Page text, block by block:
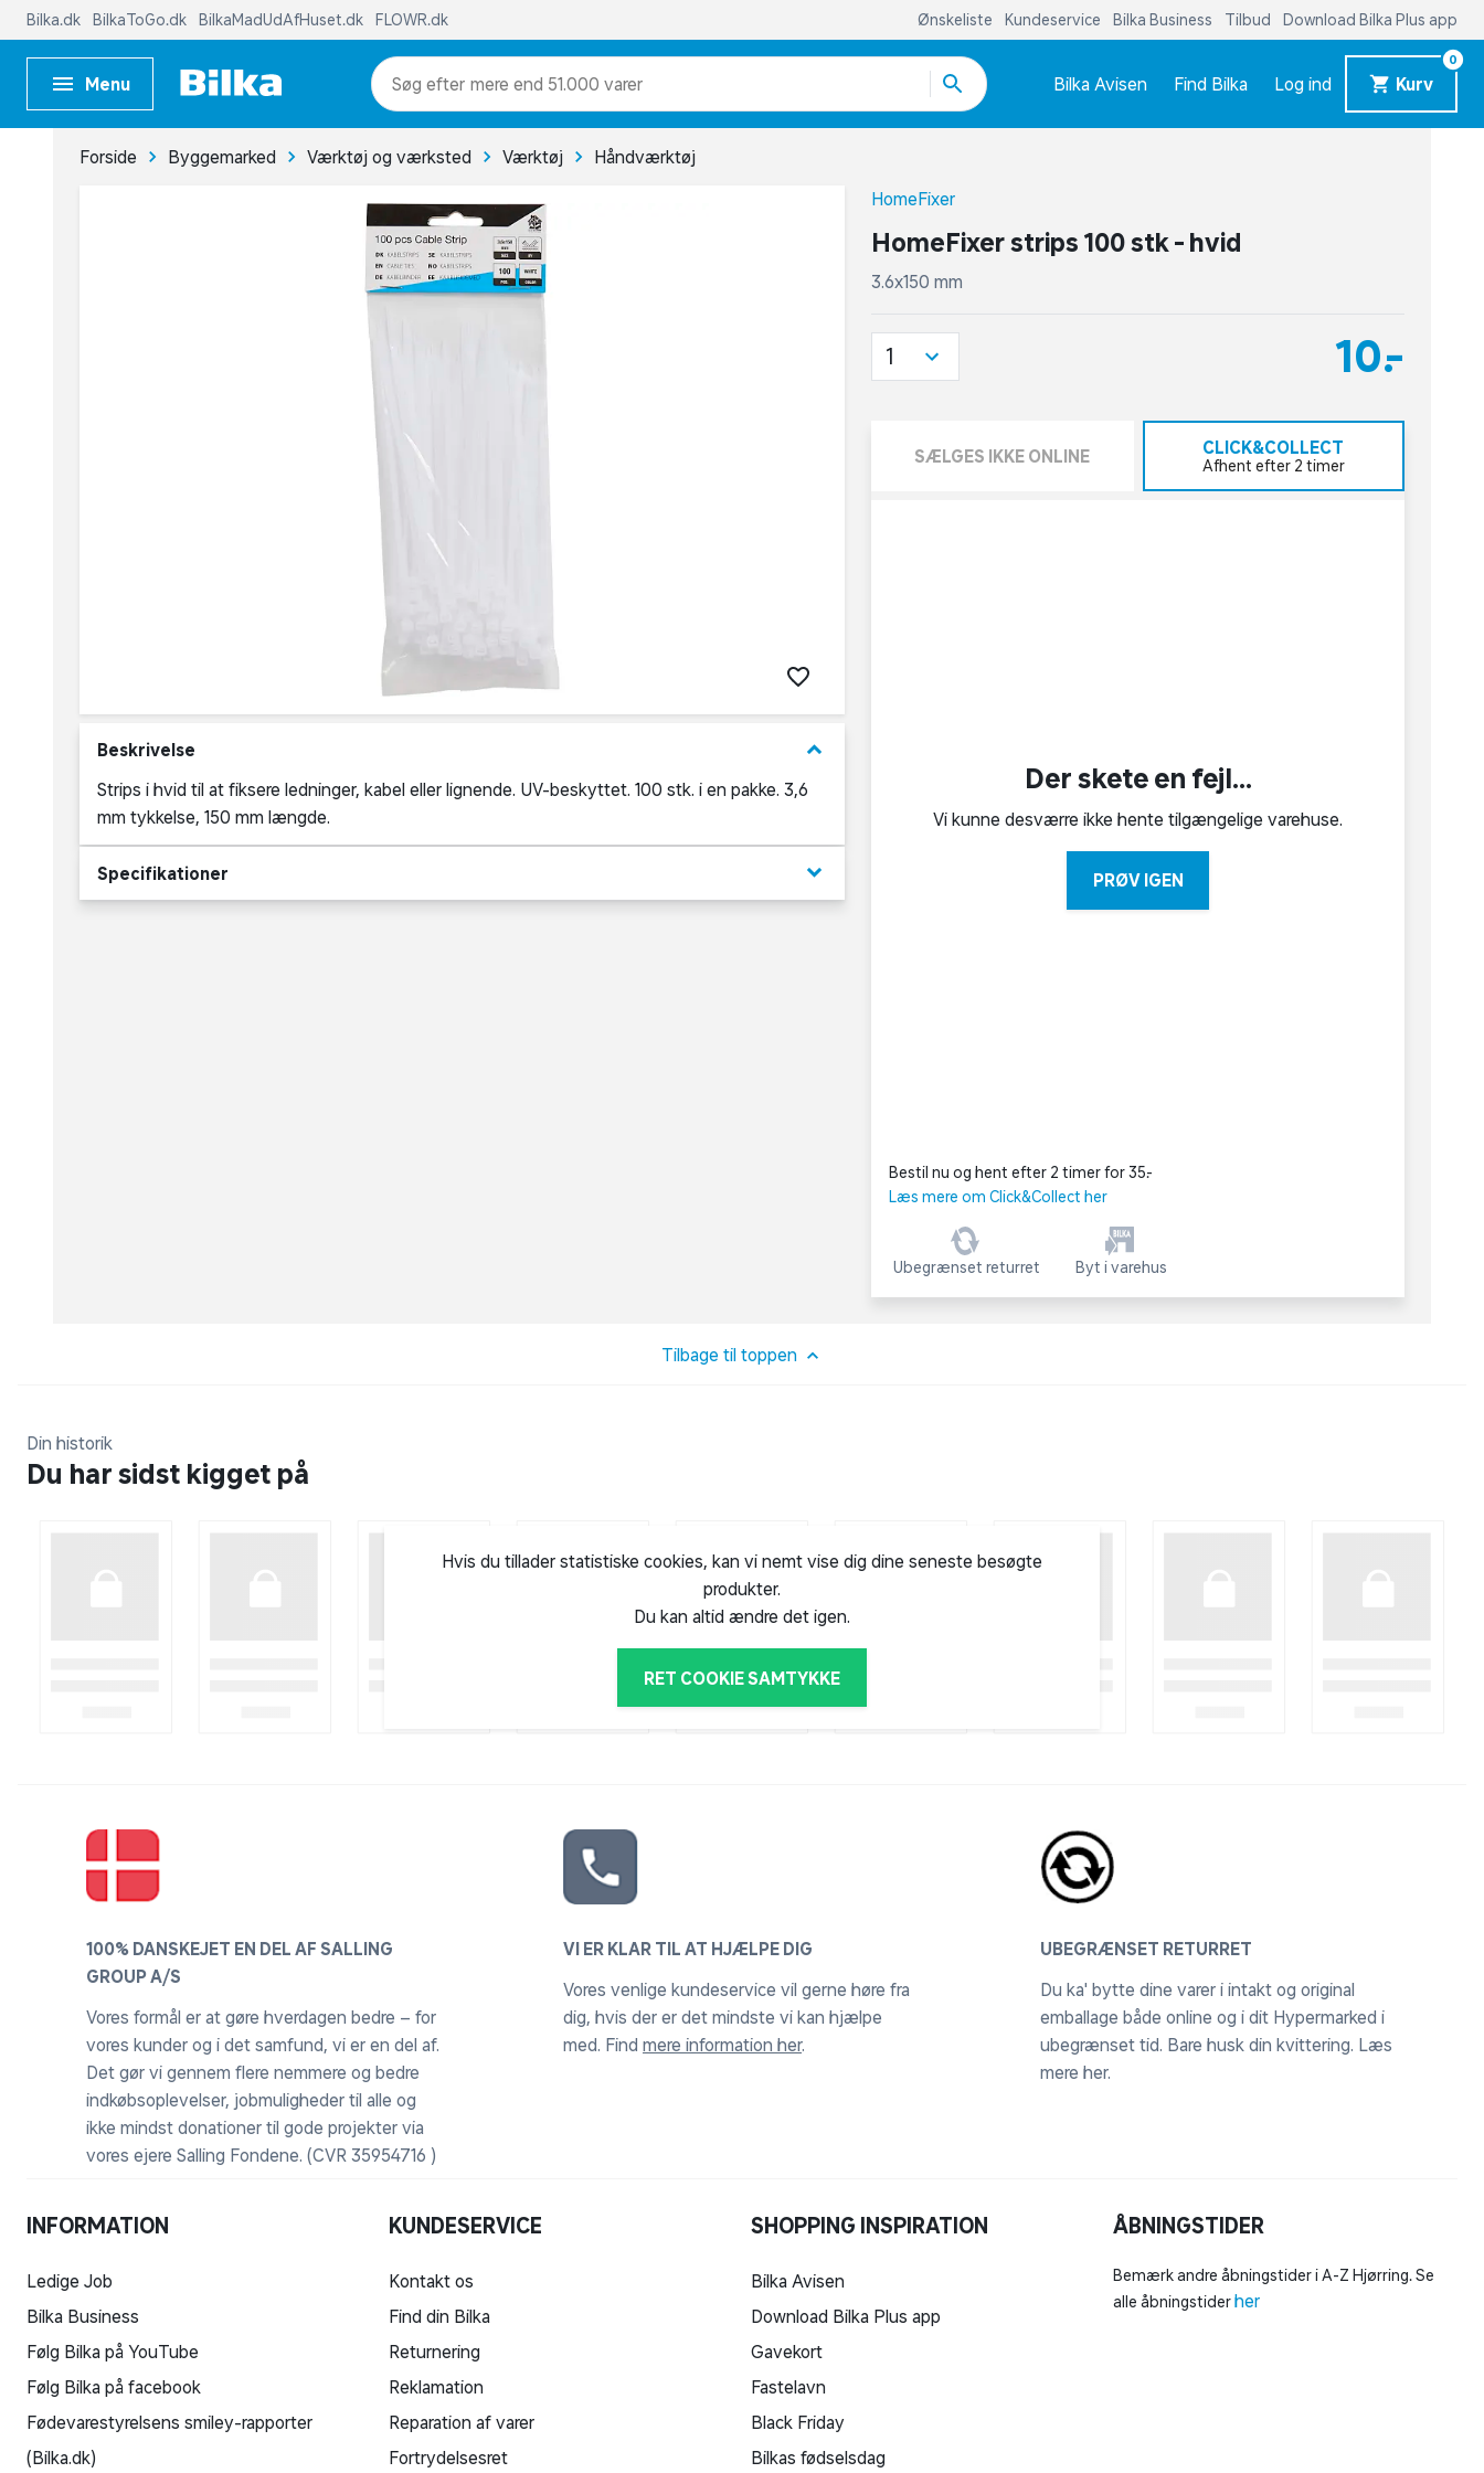
Bilka.dk BilkaToGo.dk BilkaMadUdAfHuset.dk FLOWR.dk Ønskeliste Kundeservice Bilka Business Tilbud Download Bilka Plus app
Menu mere end 51.000 varer Bilka Avisen Find Bilka Log ind Kurv
0
Forside Byggemarked Værktøj og værksted Værktøj Håndværktøj
Beskrivelse keyboard_arrow_down
Strips i hvid til at fiksere ledninger, kabel eller lignende. UV-beskyttet. 100 stk. i en pakke. 3,6
mm tykkelse, 150 mm længde.
Specifikationer keyboard_arrow_down
HomeFixer
HomeFixer strips 100 stk - hvid
3.6x150 mm
10,-
1
SÆLGES IKKE ONLINE CLICK&COLLECT
Afhent efter 2 timer
Der skete en fejl...
Vi kunne desværre ikke hente tilgængelige varehuse.
PRØV IGEN
Bestil nu og hent efter 2 timer for 35,-
Læs mere om Click&Collect her
Ubegrænset returret Byt i varehus
Tilbage til toppen
Din historik
Du har sidst kigget på
Hvis du tillader statistiske cookies, kan vi nemt vise dig dine seneste besøgte
produkter.
Du kan altid ændre det igen.
RET COOKIE SAMTYKKE
100% DANSKEJET EN DEL AF SALLING
GROUP A/S
Vores formål er at gøre hverdagen bedre – for
vores kunder og i det samfund, vi er en del af.
Det gør vi gennem flere nemmere og bedre
indkøbsoplevelser, jobmuligheder til alle og
ikke mindst donationer til gode projekter via
vores ejere Salling Fondene. (CVR 35954716 )
VI ER KLAR TIL AT HJÆLPE DIG
Vores venlige kundeservice vil gerne høre fra
dig, hvis der er det mindste vi kan hjælpe
med. Find mere information her.
UBEGRÆNSET RETURRET
Du ka' bytte dine varer i intakt og original
emballage både online og i dit Hypermarked i
ubegrænset tid. Bare husk din kvittering. Læs
mere her.
INFORMATION
Ledige Job
Bilka Business
Følg Bilka på YouTube
Følg Bilka på facebook
Fødevarestyrelsens smiley-rapporter
(Bilka.dk)
KUNDESERVICE
Kontakt os
Find din Bilka
Returnering
Reklamation
Reparation af varer
Fortrydelsesret
SHOPPING INSPIRATION
Bilka Avisen
Download Bilka Plus app
Gavekort
Fastelavn
Black Friday
Bilkas fødselsdag
ÅBNINGSTIDER
Bemærk andre åbningstider i A-Z Hjørring. Se
alle åbningstiderher